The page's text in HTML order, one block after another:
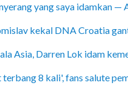
yang saya idamkan —
kekal DNA Croatia
Asia, Darren Lok idam
8 kali', fans salute